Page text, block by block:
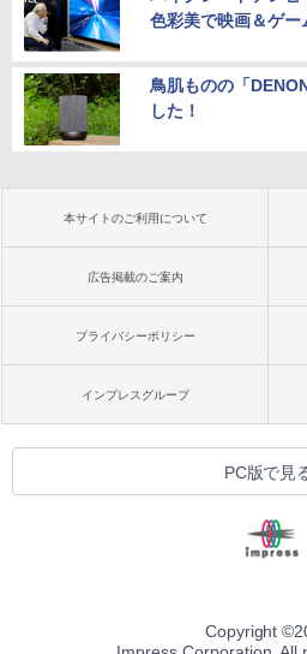
色彩美で映画＆ゲー
鳥肌ものの「
した！
本サイトのご利用について
広告掲載のご案内
プライバシーポリシー
インプレスグループ
PC版で見
Copyright ©